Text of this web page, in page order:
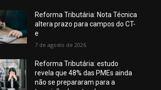
Reforma Tributária: Nota Técnica
altera prazo para campos do CT-
e
7 de agosto de 2026
Reforma Tributária: estudo
revela que 48% das PMEs ainda
não se prepararam para a